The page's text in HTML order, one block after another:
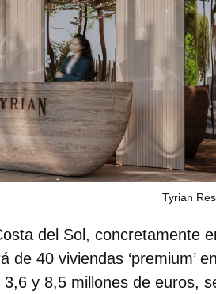
Tyrian
del Sol, concretamente
de 40 viviendas ‘premium’
y 8,5 millones de euros,